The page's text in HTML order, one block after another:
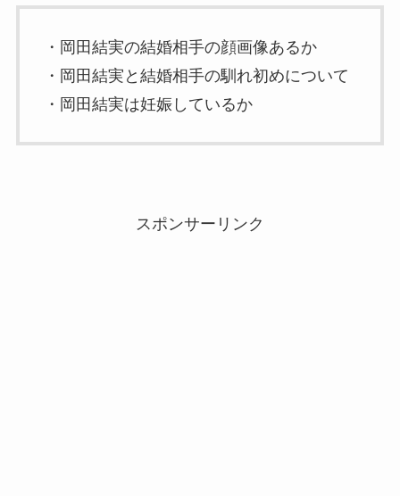
・岡田結実の結婚相手の顔画像あるか
・岡田結実と結婚相手の馴れ初めについて
・岡田結実は妊娠しているか
スポンサーリンク